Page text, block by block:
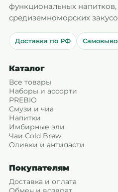
функциональных напитков,
средиземноморских
Доставка по РФ
Каталог
Все товары
Наборы и ассорти
PREBIO
Смузи и чиа
Напитки
Имбирные эли
Чаи Cold Brew
Оливки и антипасти
Покупателям
Доставка и оплата